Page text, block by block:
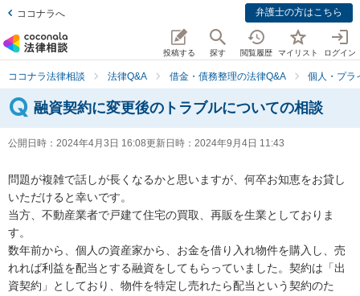
ココナラへ 弁護士の方はこちら
投稿する 探す 閲覧履歴 マイリスト ログイン
ココナラ法律相談 法律Q&A 借金・債務整理の法律Q&A 個人・プラ
融資契約に変更後のトラブルについての相談
公開日時： 2024年4月3日 16:08更新日時： 2024年9月4日 11:43
問題が複雑で話しが長くなるかと思いますが、何卒お知恵をお貸し
いただけると幸いです。
当方、不動産業者で戸建て住宅の買取、再販を生業としておりま
す。
数年前から、個人の資産家から、お金を借り入れ物件を購入し、売
れれば利益を配当とする融資をしてもらっていました。契約は「出
資契約」としており、物件を特定し売れたら配当という契約のた